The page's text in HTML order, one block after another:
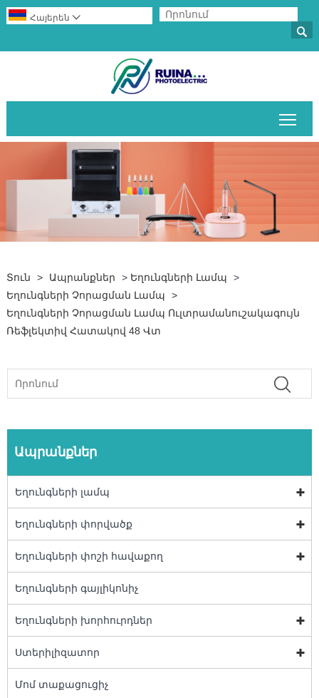

Հայերեն 
Տուն > Ապրանքներ > Եղունգների Լամպ
>
Եղունգների Չորացման Լամպ
>
Եղունգների Չորացման Լամպ Ուլտրամանուշակագույն
Ռեֆլեկտիվ Հատակով 48 Վտ
Ապրանքներ
Եղունգների լամպ
Եղունգների փորվածք
Եղունգների փոշի հավաքող
Եղունգների գայլիկոնիչ
Եղունգների խորհուրդներ
Ստերիլիզատոր
Մոմ տաքացուցիչ